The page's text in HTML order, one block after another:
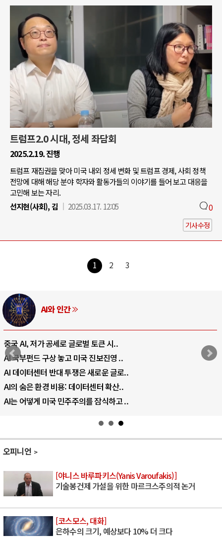
트럼프2.0 시대, 정세 좌담회
2025.2.19. 진행
트럼프 재집권을 맞아 미국 내외 정세 변화 및 트럼프 경제, 사회 정책
전망에 대해 해당 분야 학자와 활동가들의 이야기를 들어 보고 대응을
고민해 보는 자리.
선지현(사회), 김
2025.03.17. 12:05 0
기사수정
1 2 3
AI와 인간
중국 AI, 저가 공세로 글로벌 토큰 시..
AI 국부펀드 구상 놓고 미국 진보진영 ..
AI 데이터센터 반대 투쟁은 새로운 글로..
AI의 숨은 환경 비용: 데이터센터 확산..
AI는 어떻게 미국 민주주의를 잠식하고 ..
오피니언
[야니스 바루파키스(Yanis Varoufakis)]
기술봉건제 가설을 위한 마르크스주의적 논거
[코스모스, 대화]
은하수의 크기, 예상보다 10% 더 크다